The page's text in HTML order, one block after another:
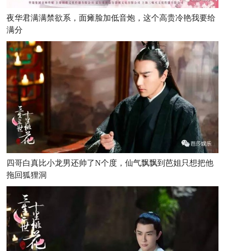
夜华君满满禁欲系，面瘫脸加低音炮，这个高贵冷艳我要给
满分
四哥白真比小龙男还帅了N个度，仙气飘飘到芭姐只想把他
拖回狐狸洞